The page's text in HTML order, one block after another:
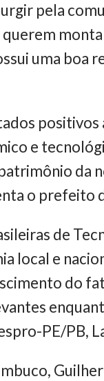
pela
uma boa
e
da
o prefeito
de
local e
do
PE/PB,